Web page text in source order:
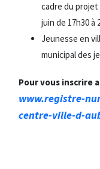
cadre du
juin de 17h30 à
Jeunesse en
municipal des
Pour vous inscrire
www.registre-
centre-ville-d-